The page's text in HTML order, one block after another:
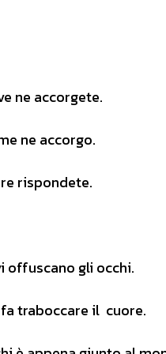
ne accorgete.
ne accorgo.
rispondete.
offuscano gli occhi.
traboccare il cuore.